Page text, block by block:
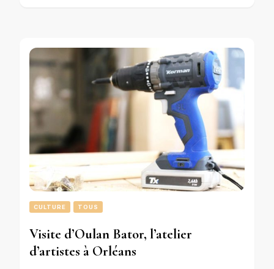
CULTURE TOUS
Visite d’Oulan Bator, l’atelier
d’artistes à Orléans